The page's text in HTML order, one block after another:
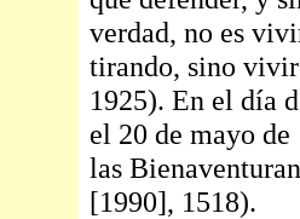
verdad, no es
tirando, sino
1925). En el día
el 20 de mayo
las
[1990], 1518).